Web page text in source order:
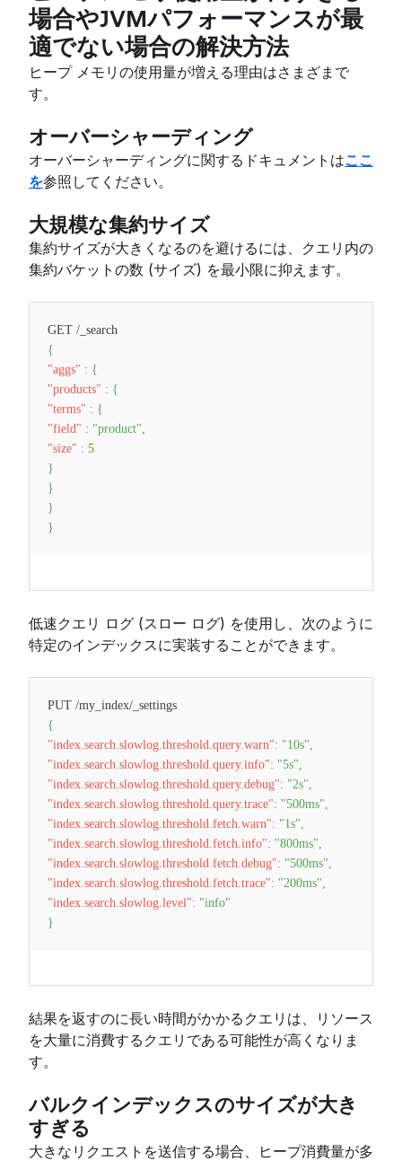
場合やJVMパフォーマンスが最
適でない場合の解決方法
ヒープ メモリの使用量が増える理由はさまざまで
す。
オーバーシャーディング
オーバーシャーディングに関するドキュメントはここ
を参照してください。
大規模な集約サイズ
集約サイズが大きくなるのを避けるには、クエリ内の
集約バケットの数 (サイズ) を最小限に抑えます。
GET /_search
{
"aggs" : {
"products" : {
"terms" : {
"field" : "product",
"size" : 5
}
}
}
}
低速クエリ ログ (スロー ログ) を使用し、次のように
特定のインデックスに実装することができます。
PUT /my_index/_settings
{
"index.search.slowlog.threshold.query.warn": "10s",
"index.search.slowlog.threshold.query.info": "5s",
"index.search.slowlog.threshold.query.debug": "2s",
"index.search.slowlog.threshold.query.trace": "500ms",
"index.search.slowlog.threshold.fetch.warn": "1s",
"index.search.slowlog.threshold.fetch.info": "800ms",
"index.search.slowlog.threshold.fetch.debug": "500ms",
"index.search.slowlog.threshold.fetch.trace": "200ms",
"index.search.slowlog.level": "info"
}
結果を返すのに長い時間がかかるクエリは、リソース
を大量に消費するクエリである可能性が高くなりま
す。
バルクインデックスのサイズが大き
すぎる
大きなリクエストを送信する場合、ヒープ消費量が多